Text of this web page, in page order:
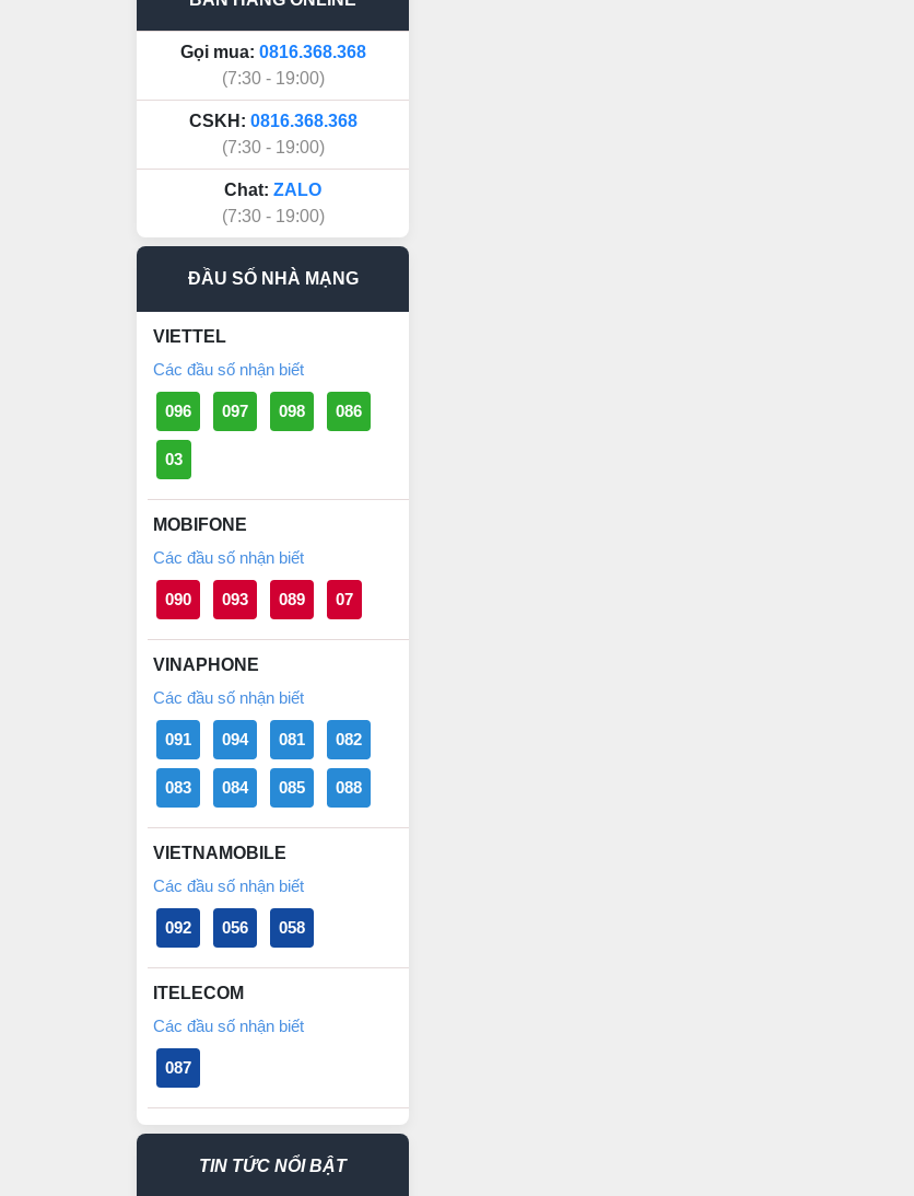
Gọi mua: 0816.368.368
(7:30 - 19:00)
CSKH: 0816.368.368
(7:30 - 19:00)
Chat: ZALO
(7:30 - 19:00)
ĐẦU SỐ NHÀ MẠNG
VIETTEL
Các đầu số nhận biết
096 097 098 086
03
MOBIFONE
Các đầu số nhận biết
090 093 089 07
VINAPHONE
Các đầu số nhận biết
091 094 081 082
083 084 085 088
VIETNAMOBILE
Các đầu số nhận biết
092 056 058
ITELECOM
Các đầu số nhận biết
087
TIN TỨC NỔI BẬT